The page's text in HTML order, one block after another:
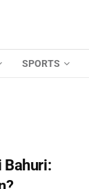
SPORTS
Bahuri: